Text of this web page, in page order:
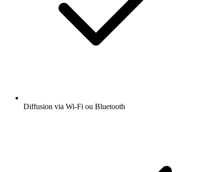
Diffusion via Wi-Fi ou Bluetooth